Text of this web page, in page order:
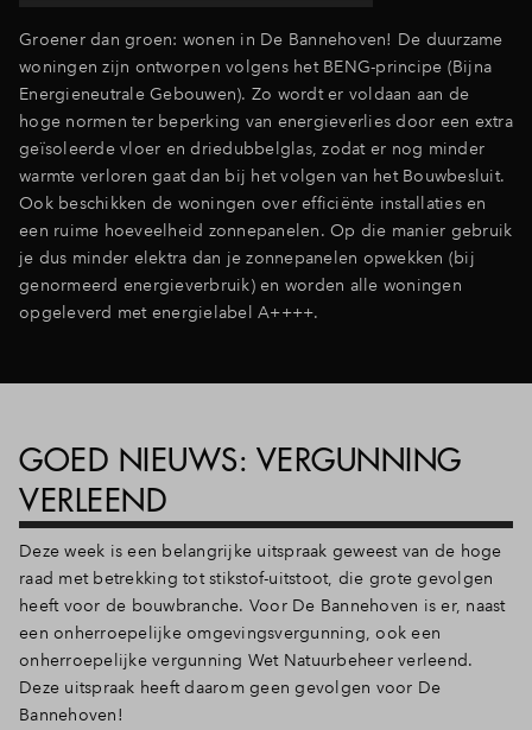
Groener dan groen: wonen in De Bannehoven! De duurzame
woningen zijn ontworpen volgens het BENG-principe (Bijna
Energieneutrale Gebouwen). Zo wordt er voldaan aan de
hoge normen ter beperking van energieverlies door een extra
geïsoleerde vloer en driedubbelglas, zodat er nog minder
warmte verloren gaat dan bij het volgen van het Bouwbesluit.
Ook beschikken de woningen over efficiënte installaties en
een ruime hoeveelheid zonnepanelen. Op die manier gebruik
je dus minder elektra dan je zonnepanelen opwekken (bij
genormeerd energieverbruik) en worden alle woningen
opgeleverd met energielabel A++++.
GOED NIEUWS: VERGUNNING
VERLEEND
Deze week is een belangrijke uitspraak geweest van de hoge
raad met betrekking tot stikstof-uitstoot, die grote gevolgen
heeft voor de bouwbranche. Voor De Bannehoven is er, naast
een onherroepelijke omgevingsvergunning, ook een
onherroepelijke vergunning Wet Natuurbeheer verleend.
Deze uitspraak heeft daarom geen gevolgen voor De
Bannehoven!